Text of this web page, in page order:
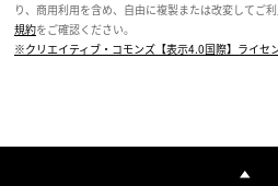
り、商用利用を含め、自由に複製または改変してご
規約をご確認ください。
※クリエイティブ・コモンズ【表示4.0国際】ライセ